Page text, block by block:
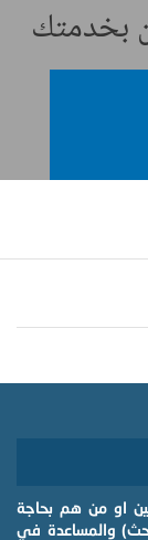
بخدمتك
او من هم بحاجة
والمساعدة في